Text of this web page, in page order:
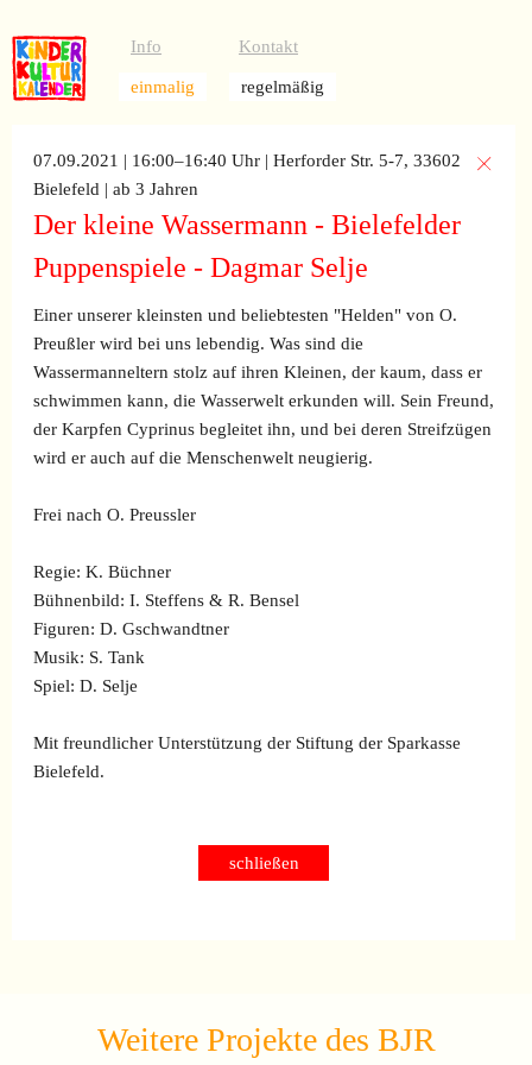
einmalig regelmäßig
Info Kontakt
07.09.2021 | 16:00–16:40 Uhr | Herforder Str. 5-7, 33602
Bielefeld | ab 3 Jahren
Der kleine Wassermann - Bielefelder
Puppenspiele - Dagmar Selje
Einer unserer kleinsten und beliebtesten "Helden" von O.
Preußler wird bei uns lebendig. Was sind die
Wassermanneltern stolz auf ihren Kleinen, der kaum, dass er
schwimmen kann, die Wasserwelt erkunden will. Sein Freund,
der Karpfen Cyprinus begleitet ihn, und bei deren Streifzügen
wird er auch auf die Menschenwelt neugierig.
Frei nach O. Preussler
Regie: K. Büchner
Bühnenbild: I. Steffens & R. Bensel
Figuren: D. Gschwandtner
Musik: S. Tank
Spiel: D. Selje
Mit freundlicher Unterstützung der Stiftung der Sparkasse
Bielefeld.
schließen
Weitere Projekte des BJR